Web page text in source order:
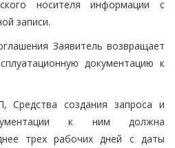
носителя информации с
записи.
Заявитель возвращает
документацию к
Средства создания запроса и
к ним должна
трех рабочих дней с даты